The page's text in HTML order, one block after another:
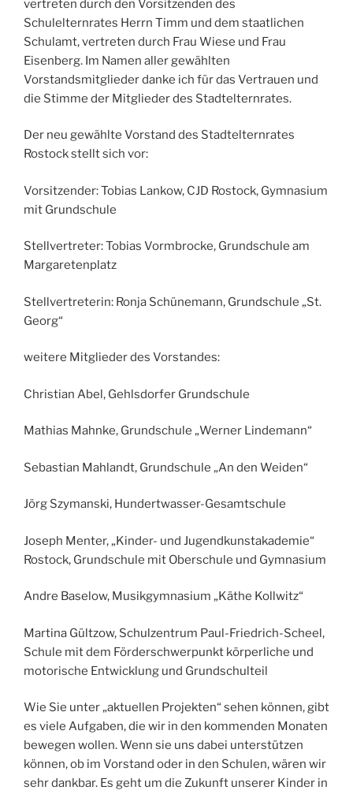
vertreten durch den Vorsitzenden des
Schulelternrates Herrn Timm und dem staatlichen
Schulamt, vertreten durch Frau Wiese und Frau
Eisenberg. Im Namen aller gewählten
Vorstandsmitglieder danke ich für das Vertrauen und
die Stimme der Mitglieder des Stadtelternrates.
Der neu gewählte Vorstand des Stadtelternrates
Rostock stellt sich vor:
Vorsitzender: Tobias Lankow, CJD Rostock, Gymnasium
mit Grundschule
Stellvertreter: Tobias Vormbrocke, Grundschule am
Margaretenplatz
Stellvertreterin: Ronja Schünemann, Grundschule „St.
Georg“
weitere Mitglieder des Vorstandes:
Christian Abel, Gehlsdorfer Grundschule
Mathias Mahnke, Grundschule „Werner Lindemann“
Sebastian Mahlandt, Grundschule „An den Weiden“
Jörg Szymanski, Hundertwasser-Gesamtschule
Joseph Menter, „Kinder- und Jugendkunstakademie“
Rostock, Grundschule mit Oberschule und Gymnasium
Andre Baselow, Musikgymnasium „Käthe Kollwitz“
Martina Gültzow, Schulzentrum Paul-Friedrich-Scheel,
Schule mit dem Förderschwerpunkt körperliche und
motorische Entwicklung und Grundschulteil
Wie Sie unter „aktuellen Projekten“ sehen können, gibt
es viele Aufgaben, die wir in den kommenden Monaten
bewegen wollen. Wenn sie uns dabei unterstützen
können, ob im Vorstand oder in den Schulen, wären wir
sehr dankbar. Es geht um die Zukunft unserer Kinder in